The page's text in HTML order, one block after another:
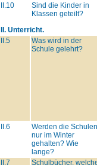
II.10
Sind die Kinder in
Klassen geteilt?
II. Unterricht.
II.5
Was wird in der
Schule gelehrt?
II.6
Werden die Schulen
nur im Winter
gehalten? Wie
lange?
II.7
Schulbücher,